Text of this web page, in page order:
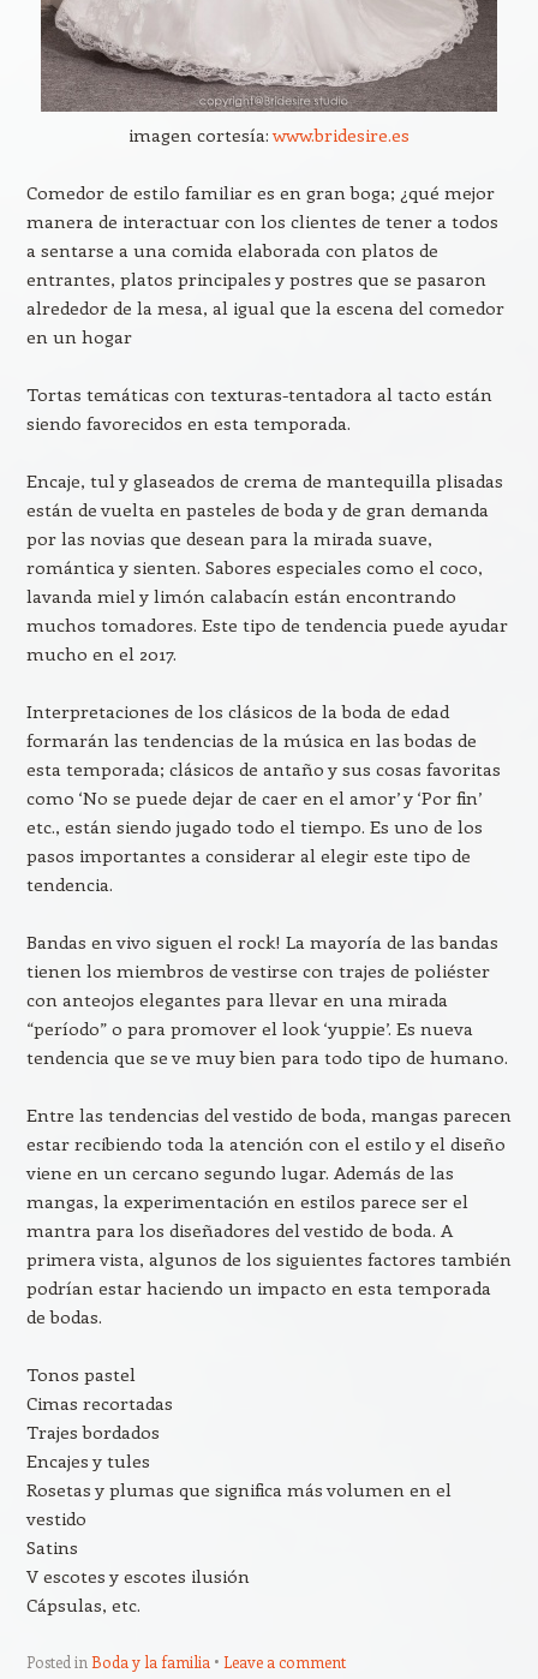
imagen cortesía:www.bridesire.es
Comedor de estilo familiar es en gran boga; ¿qué mejor
manera de interactuar con los clientes de tener a todos
a sentarse a una comida elaborada con platos de
entrantes, platos principales y postres que se pasaron
alrededor de la mesa, al igual que la escena del comedor
en un hogar
Tortas temáticas con texturas-tentadora al tacto están
siendo favorecidos en esta temporada.
Encaje, tul y glaseados de crema de mantequilla plisadas
están de vuelta en pasteles de boda y de gran demanda
por las novias que desean para la mirada suave,
romántica y sienten. Sabores especiales como el coco,
lavanda miel y limón calabacín están encontrando
muchos tomadores. Este tipo de tendencia puede ayudar
mucho en el 2017.
Interpretaciones de los clásicos de la boda de edad
formarán las tendencias de la música en las bodas de
esta temporada; clásicos de antaño y sus cosas favoritas
como ‘No se puede dejar de caer en el amor’ y ‘Por fin’
etc., están siendo jugado todo el tiempo. Es uno de los
pasos importantes a considerar al elegir este tipo de
tendencia.
Bandas en vivo siguen el rock! La mayoría de las bandas
tienen los miembros de vestirse con trajes de poliéster
con anteojos elegantes para llevar en una mirada
“período” o para promover el look ‘yuppie’. Es nueva
tendencia que se ve muy bien para todo tipo de humano.
Entre las tendencias del vestido de boda, mangas parecen
estar recibiendo toda la atención con el estilo y el diseño
viene en un cercano segundo lugar. Además de las
mangas, la experimentación en estilos parece ser el
mantra para los diseñadores del vestido de boda. A
primera vista, algunos de los siguientes factores también
podrían estar haciendo un impacto en esta temporada
de bodas.
Tonos pastel
Cimas recortadas
Trajes bordados
Encajes y tules
Rosetas y plumas que significa más volumen en el
vestido
Satins
V escotes y escotes ilusión
Cápsulas, etc.
Posted in Boda y la familia Leave a comment